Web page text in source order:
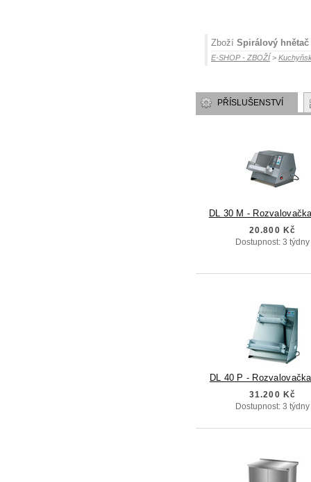
Zboží Spirálový hnětač
E-SHOP - ZBOŽÍ >
PŘÍSLUŠENSTVÍ
DL 30 M -
20.800 Kč
Dostupnost: 3 týdny
DL 40 P -
31.200 Kč
Dostupnost: 3 týdny